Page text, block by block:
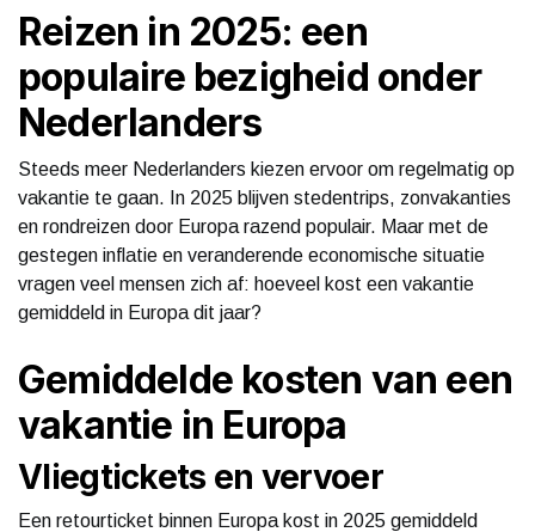
Reizen in 2025: een
populaire bezigheid onder
Nederlanders
Steeds meer Nederlanders kiezen ervoor om regelmatig op
vakantie te gaan. In 2025 blijven stedentrips, zonvakanties
en rondreizen door Europa razend populair. Maar met de
gestegen inflatie en veranderende economische situatie
vragen veel mensen zich af: hoeveel kost een vakantie
gemiddeld in Europa dit jaar?
Gemiddelde kosten van een
vakantie in Europa
Vliegtickets en vervoer
Een retourticket binnen Europa kost in 2025 gemiddeld